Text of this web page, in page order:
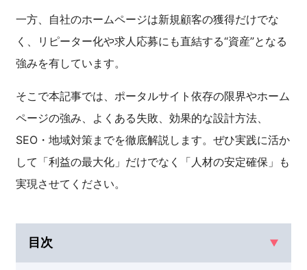
一方、自社のホームページは新規顧客の獲得だけでな
く、リピーター化や求人応募にも直結する“資産”となる
強みを有しています。
そこで本記事では、ポータルサイト依存の限界やホーム
ページの強み、よくある失敗、効果的な設計方法、
SEO・地域対策までを徹底解説します。ぜひ実践に活か
して「利益の最大化」だけでなく「人材の安定確保」も
実現させてください。
目次